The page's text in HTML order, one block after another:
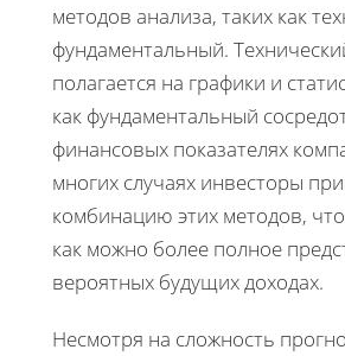
методов анализа, таких как
фундаментальный.
полагается на графики и
как фундаментальный
финансовых показателях
многих случаях инвесторы
комбинацию этих методов,
как можно более полное
вероятных будущих доходах.
Несмотря на сложность